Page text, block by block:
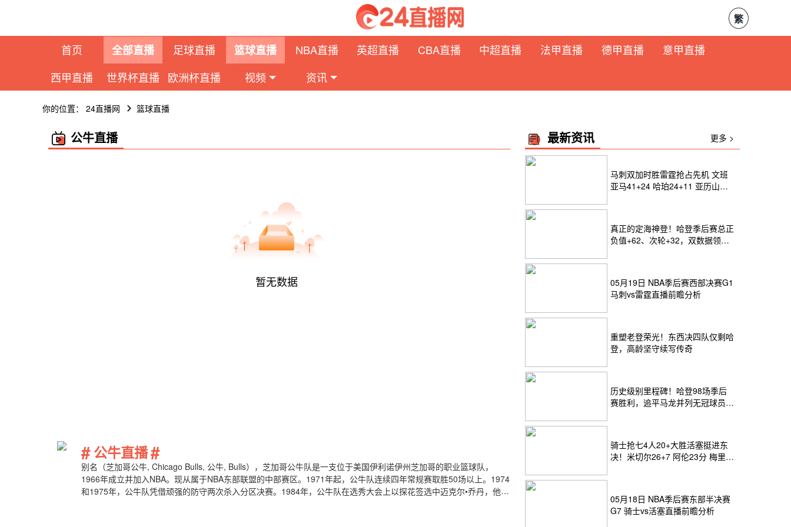
繁
首页 全部直播 足球直播 篮球直播 NBA直播 英超直播 CBA直播 中超直播 法甲直播 德甲直播
意甲直播
西甲直播
世界杯直播 欧洲杯直播 视频 资讯
你的位置： 24直播网 篮球直播
公牛直播
暂无数据
#公牛直播#
别名（芝加哥公牛, Chicago Bulls, 公牛, Bulls），芝加哥公牛队是一支位于美国伊利诺伊州芝加哥的职业篮球队，
1966年成立并加入NBA。现从属于NBA东部联盟的中部赛区。1971年起，公牛队连续四年常规赛取胜50场以上。1974
和1975年，公牛队凭借顽强的防守两次杀入分区决赛。1984年，公牛队在选秀大会上以探花签选中迈克尔•乔丹，他带
最新资讯 更多 >
马刺双加时胜雷霆抢占先机 文班
亚马41+24 哈珀24+11 亚历山大
真正的定海神登！哈登季后赛总正
负值+62、次轮+32，双数据领跑
05月19日 NBA季后赛西部决赛G1
马刺vs雷霆直播前瞻分析
重塑老登荣光！东西决四队仅剩哈
登，高龄坚守续写传奇
历史级别里程碑！哈登98场季后
赛胜利，追平马龙并列无冠球员历
骑士抢七4人20+大胜活塞挺进东
决！米切尔26+7 阿伦23分 梅里尔
05月18日 NBA季后赛东部半决赛
G7 骑士vs活塞直播前瞻分析